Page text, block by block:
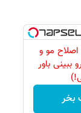
اصلاح مو و
باور
بخر